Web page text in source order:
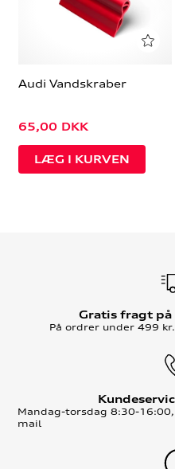
Audi Vandskraber
65,00 DKK
Gratis fragt på
På ordrer under 499
Mandag-torsdag 8:30-
mail